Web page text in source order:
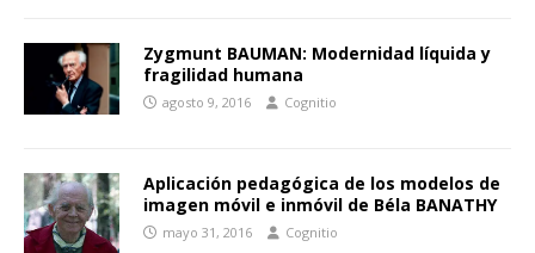
Zygmunt BAUMAN: Modernidad líquida y
fragilidad humana
agosto 9, 2016 Cognitio
Aplicación pedagógica de los modelos de
imagen móvil e inmóvil de Béla BANATHY
mayo 31, 2016 Cognitio